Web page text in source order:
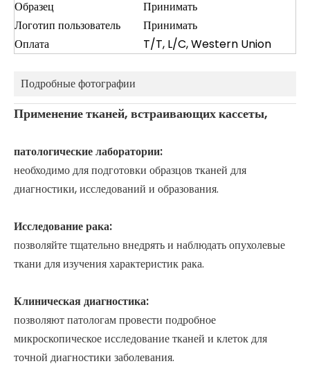
Образец
Принимать
Логотип пользователь
Принимать
Оплата
T/T, L/C, Western Union
Подробные фотографии
Применение тканей, встраивающих кассеты,
патологические лаборатории:
необходимо для подготовки образцов тканей для
диагностики, исследований и образования.
Исследование рака:
позволяйте тщательно внедрять и наблюдать опухолевые
ткани для изучения характеристик рака.
Клиническая диагностика:
позволяют патологам провести подробное
микроскопическое исследование тканей и клеток для
точной диагностики заболевания.